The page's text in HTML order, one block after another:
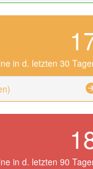
in d. letzten 30
in d. letzten 90